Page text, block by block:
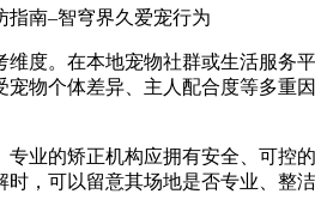
度。在本地宠物社群或生活服
物个体差异、主人配合度等多
业的矫正机构应拥有安全、可
，可以留意其场地是否专业、整